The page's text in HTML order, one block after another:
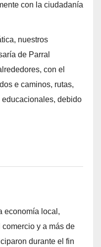
con la ciudadanía
nuestros
de Parral
con el
e caminos, rutas,
debido
economía local,
y a más de
durante el fin